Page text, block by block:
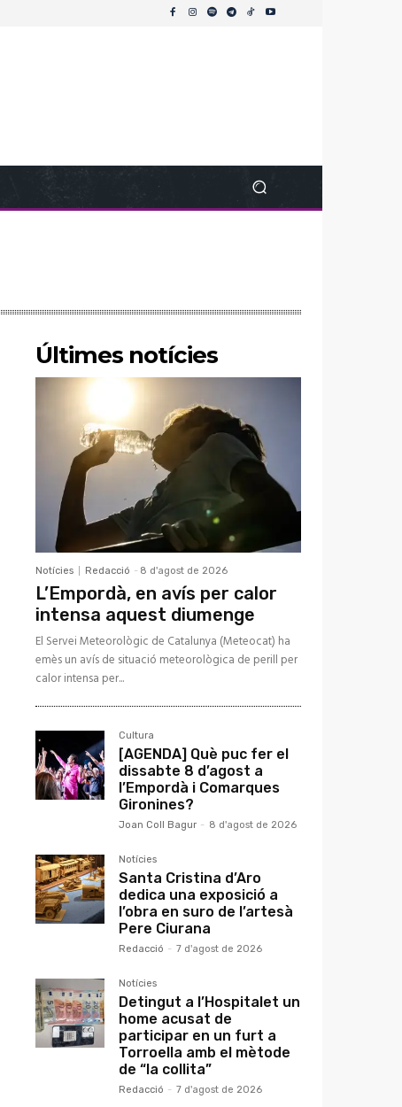
Últimes notícies
Notícies Redacció - 8 d'agost de 2026
L’Empordà, en avís per calor
intensa aquest diumenge
El Servei Meteorològic de Catalunya (Meteocat) ha
emès un avís de situació meteorològica de perill per
calor intensa per...
Cultura
[AGENDA] Què puc fer el
dissabte 8 d’agost a
l’Empordà i Comarques
Gironines?
Joan Coll Bagur - 8 d'agost de 2026
Notícies
Santa Cristina d’Aro
dedica una exposició a
l’obra en suro de l’artesà
Pere Ciurana
Redacció - 7 d'agost de 2026
Notícies
Detingut a l’Hospitalet un
home acusat de
participar en un furt a
Torroella amb el mètode
de “la collita”
Redacció - 7 d'agost de 2026